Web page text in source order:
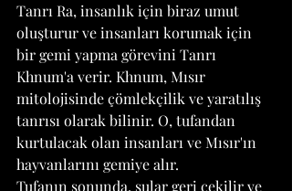
Tanrı Ra, insanlık için biraz umut
oluşturur ve insanları korumak için
bir gemi yapma görevini Tanrı
Khnum'a verir. Khnum, Mısır
mitolojisinde çömlekçilik ve yaratılış
tanrısı olarak bilinir. O, tufandan
kurtulacak olan insanları ve Mısır'ın
hayvanlarını gemiye alır.
Tufanın sonunda, sular geri çekilir ve